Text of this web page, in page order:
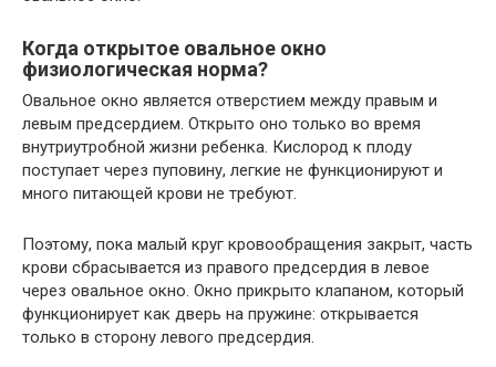
Когда открытое овальное окно
физиологическая норма?
Овальное окно является отверстием между правым и
левым предсердием. Открыто оно только во время
внутриутробной жизни ребенка. Кислород к плоду
поступает через пуповину, легкие не функционируют и
много питающей крови не требуют.
Поэтому, пока малый круг кровообращения закрыт, часть
крови сбрасывается из правого предсердия в левое
через овальное окно. Окно прикрыто клапаном, который
функционирует как дверь на пружине: открывается
только в сторону левого предсердия.